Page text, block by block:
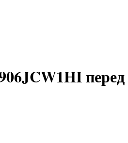
перед